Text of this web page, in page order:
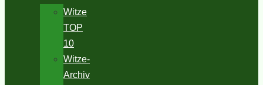
Witze
TOP
10
Witze-
Archiv